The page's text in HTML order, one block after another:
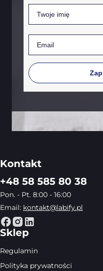
Kontakt
+48 58 585 80 38
Pon. - Pt. 8:00 - 16:00
Email: kontakt@labify.pl
Sklep
Regulamin
Polityka prywatności